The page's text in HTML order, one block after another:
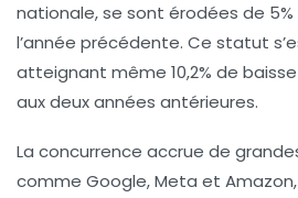
nationale, se sont érodées de 5%
l’année précédente. Ce statut
atteignant même 10,2% de
aux deux années antérieures.
La concurrence accrue de
comme Google, Meta et